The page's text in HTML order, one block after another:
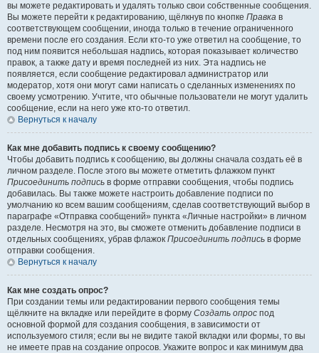
вы можете редактировать и удалять только свои собственные сообщения.
Вы можете перейти к редактированию, щёлкнув по кнопке Правка в
соответствующем сообщении, иногда только в течение ограниченного
времени после его создания. Если кто-то уже ответил на сообщение, то
под ним появится небольшая надпись, которая показывает количество
правок, а также дату и время последней из них. Эта надпись не
появляется, если сообщение редактировал администратор или
модератор, хотя они могут сами написать о сделанных изменениях по
своему усмотрению. Учтите, что обычные пользователи не могут удалить
сообщение, если на него уже кто-то ответил.
Вернуться к началу
Как мне добавить подпись к своему сообщению?
Чтобы добавить подпись к сообщению, вы должны сначала создать её в
личном разделе. После этого вы можете отметить флажком пункт
Присоединить подпись в форме отправки сообщения, чтобы подпись
добавилась. Вы также можете настроить добавление подписи по
умолчанию ко всем вашим сообщениям, сделав соответствующий выбор в
параграфе «Отправка сообщений» пункта «Личные настройки» в личном
разделе. Несмотря на это, вы сможете отменить добавление подписи в
отдельных сообщениях, убрав флажок Присоединить подпись в форме
отправки сообщения.
Вернуться к началу
Как мне создать опрос?
При создании темы или редактировании первого сообщения темы
щёлкните на вкладке или перейдите в форму Создать опрос под
основной формой для создания сообщения, в зависимости от
используемого стиля; если вы не видите такой вкладки или формы, то вы
не имеете прав на создание опросов. Укажите вопрос и как минимум два